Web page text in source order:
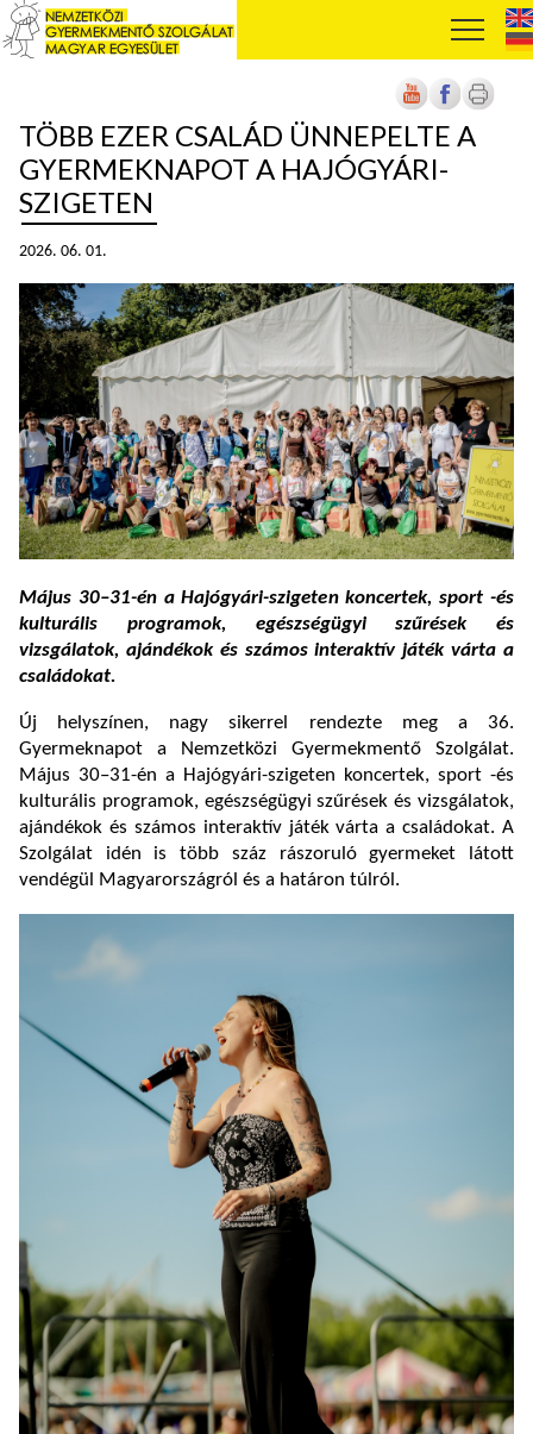
TÖBB EZER CSALÁD ÜNNEPELTE A
GYERMEKNAPOT A HAJÓGYÁRI-
SZIGETEN
2026. 06. 01.
Május 30–31-én a Hajógyári-szigeten koncertek, sport -és
kulturális programok, egészségügyi szűrések és
vizsgálatok, ajándékok és számos interaktív játék várta a
családokat.
Új helyszínen, nagy sikerrel rendezte meg a 36.
Gyermeknapot a Nemzetközi Gyermekmentő Szolgálat.
Május 30–31-én a Hajógyári-szigeten koncertek, sport -és
kulturális programok, egészségügyi szűrések és vizsgálatok,
ajándékok és számos interaktív játék várta a családokat. A
Szolgálat idén is több száz rászoruló gyermeket látott
vendégül Magyarországról és a határon túlról.